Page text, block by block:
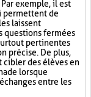
exemple, il est
permettent de
laissent
questions fermées
pertinentes
précise. De plus,
cibler des élèves en
lorsque
entre les